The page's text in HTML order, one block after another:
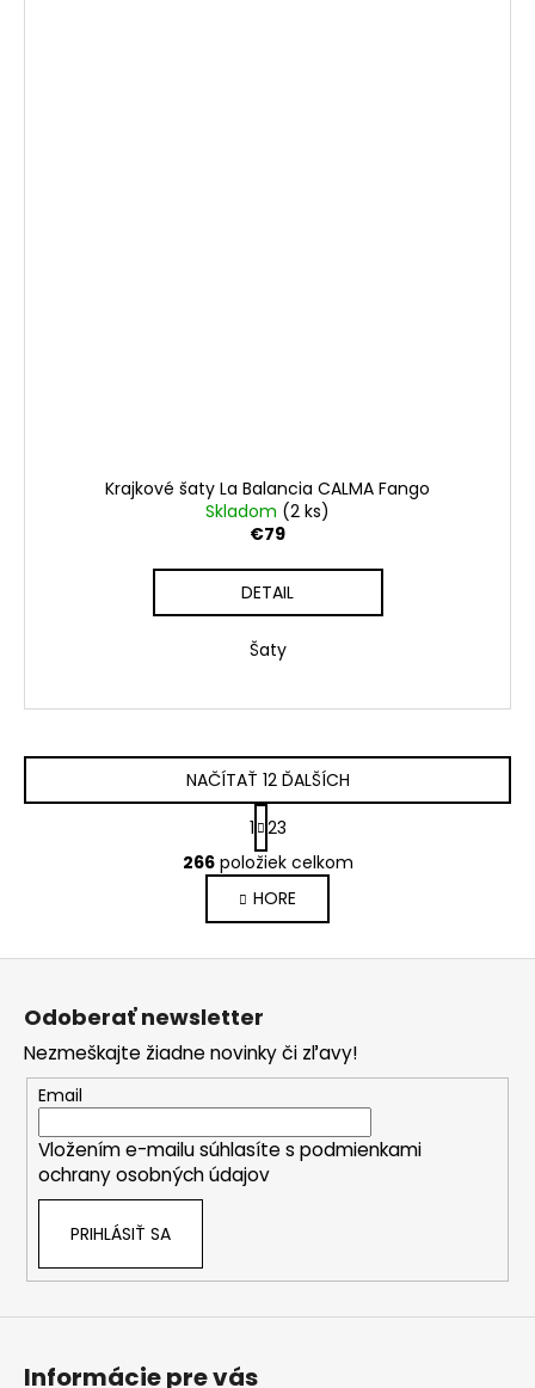
Krajkové šaty La Balancia CALMA Fango
Skladom (2 ks)
€79
DETAIL
Šaty
O
v
l
á
d
e
p
r
v
k
y
s
NAČÍTAŤ 12 ĎALŠÍCH
S
t
r
á
n
k
e
1 23
266položiek celkom
HORE
Z
Odoberať newsletter
Nezmeškajte žiadne novinky či zľavy!
Email
Vložením e-mailu súhlasíte s podmienkami
ochrany osobných údajov
PRIHLÁSIŤ SA
Informácie pre vás